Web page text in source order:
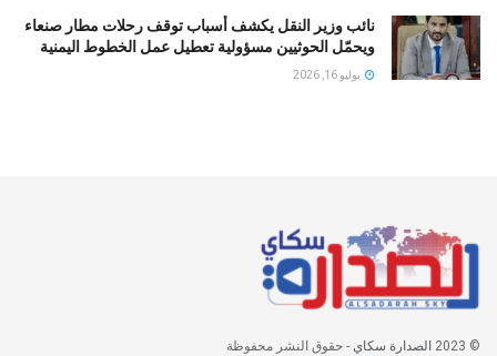
نائب وزير النقل يكشف أسباب توقف رحلات مطار صنعاء
ويحمّل الحوثيين مسؤولية تعطيل عمل الخطوط اليمنية
يوليو 16, 2026
© 2023 الصدارة سكاي- حقوق النشر محفوظة